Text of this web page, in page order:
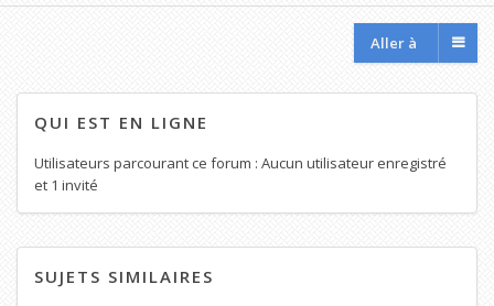
Aller à
QUI EST EN LIGNE
Utilisateurs parcourant ce forum : Aucun utilisateur enregistré
et 1 invité
SUJETS SIMILAIRES